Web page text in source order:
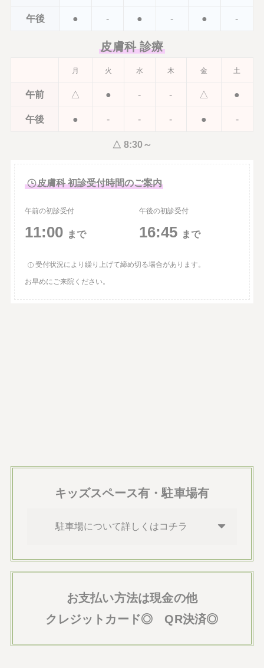
午後 ● - ● - ● -
皮膚科 診療
月 火 水 木 金 土
午前 △ ● - - △ ●
午後 ● - - - ● -
△ 8:30～
皮膚科 初診受付時間のご案内
午前の初診受付
11:00 まで
午後の初診受付
16:45 まで
受付状況により繰り上げて締め切る場合があります。
お早めにご来院ください。
キッズスペース有・駐車場有
駐車場について詳しくはコチラ
お支払い方法は現金の他
クレジットカード◎ QR決済◎